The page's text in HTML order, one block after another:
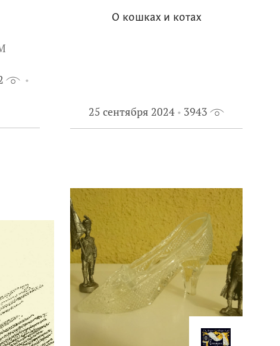
О кошках и котах
25 сентября 2024 3943